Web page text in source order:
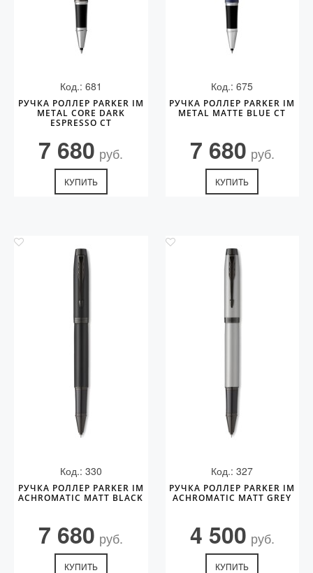
Код.: 681
РУЧКА РОЛЛЕР PARKER IM
METAL CORE DARK
ESPRESSO CT
7 680 руб.
КУПИТЬ
Код.: 675
РУЧКА РОЛЛЕР PARKER IM
METAL MATTE BLUE CT
7 680 руб.
КУПИТЬ
Код.: 330
РУЧКА РОЛЛЕР PARKER IM
ACHROMATIC MATT BLACK
7 680 руб.
КУПИТЬ
Код.: 327
РУЧКА РОЛЛЕР PARKER IM
ACHROMATIC MATT GREY
4 500 руб.
КУПИТЬ